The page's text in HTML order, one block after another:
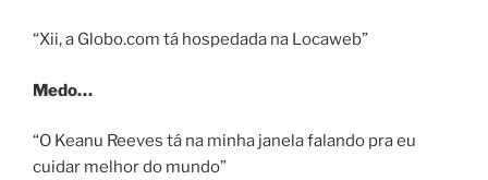
“Xii, a Globo.com tá hospedada na Locaweb”
Medo…
“O Keanu Reeves tá na minha janela falando pra eu
cuidar melhor do mundo”